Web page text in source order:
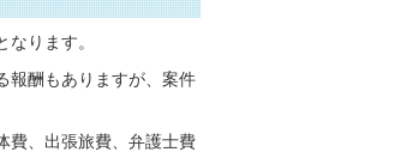
ります。
報酬もありますが、案件
費、出張旅費、弁護士費